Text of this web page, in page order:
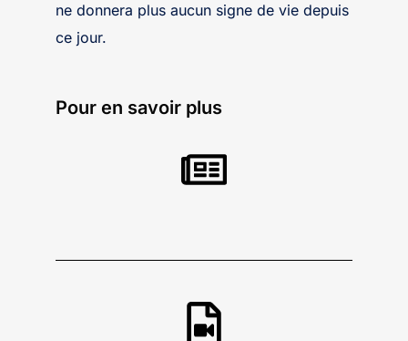
ne donnera plus aucun signe de vie depuis
ce jour.
Pour en savoir plus